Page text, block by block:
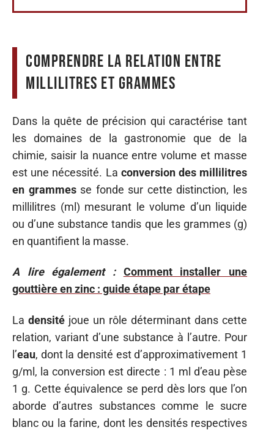
Comprendre la relation entre
millilitres et grammes
Dans la quête de précision qui caractérise tant
les domaines de la gastronomie que de la
chimie, saisir la nuance entre volume et masse
est une nécessité. La conversion des millilitres
en grammesse fonde sur cette distinction, les
millilitres (ml) mesurant le volume d’un liquide
ou d’une substance tandis que les grammes (g)
en quantifient la masse.
A lire également :
Comment installer une
gouttière en zinc : guide étape par étape
La densité joue un rôle déterminant dans cette
relation, variant d’une substance à l’autre. Pour
l’eau, dont la densité est d’approximativement 1
g/ml, la conversion est directe : 1 ml d’eau pèse
1 g. Cette équivalence se perd dès lors que l’on
aborde d’autres substances comme le sucre
blanc ou la farine, dont les densités respectives